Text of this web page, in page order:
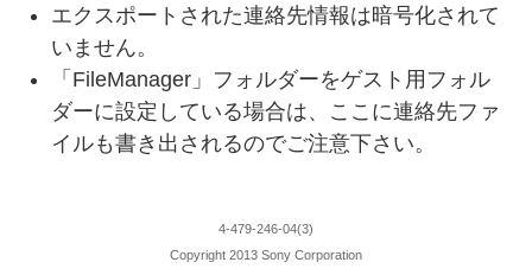
エクスポートされた連絡先情報は暗号化されて
いません。
「FileManager」フォルダーをゲスト用フォル
ダーに設定している場合は、ここに連絡先ファ
イルも書き出されるのでご注意下さい。
4-479-246-04(3)
Copyright 2013 Sony Corporation